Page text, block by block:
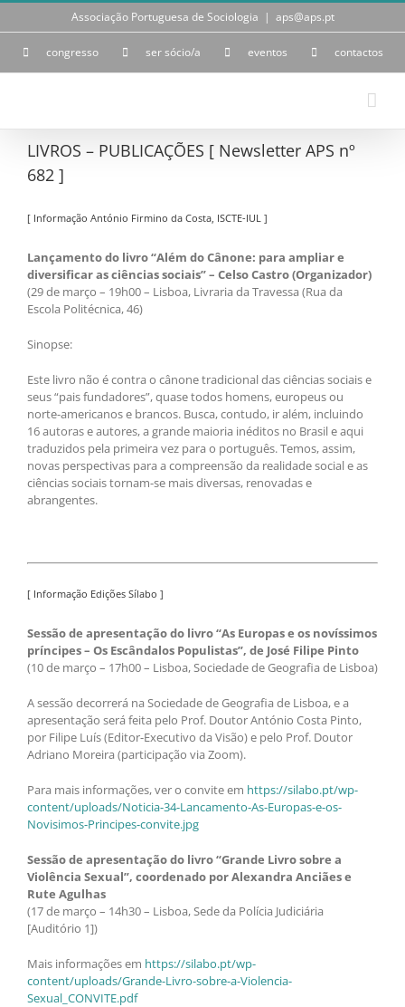
Skip
Associação Portuguesa de Sociologia | aps@aps.pt
congresso ser sócio/a eventos contactos
LIVROS – PUBLICAÇÕES [ Newsletter APS nº
682 ]
[ Informação António Firmino da Costa, ISCTE-IUL ]
Lançamento do livro “Além do Cânone: para ampliar e
diversificar as ciências sociais” – Celso Castro (Organizador)
(29 de março – 19h00 – Lisboa, Livraria da Travessa (Rua da
Escola Politécnica, 46)
Sinopse:
Este livro não é contra o cânone tradicional das ciências sociais e
seus “pais fundadores”, quase todos homens, europeus ou
norte-americanos e brancos. Busca, contudo, ir além, incluindo
16 autoras e autores, a grande maioria inéditos no Brasil e aqui
traduzidos pela primeira vez para o português. Temos, assim,
novas perspectivas para a compreensão da realidade social e as
ciências sociais tornam-se mais diversas, renovadas e
abrangentes.
[ Informação Edições Sílabo ]
Sessão de apresentação do livro “As Europas e os novíssimos
príncipes – Os Escândalos Populistas”, de José Filipe Pinto
(10 de março – 17h00 – Lisboa, Sociedade de Geografia de Lisboa)
A sessão decorrerá na Sociedade de Geografia de Lisboa, e a
apresentação será feita pelo Prof. Doutor António Costa Pinto,
por Filipe Luís (Editor-Executivo da Visão) e pelo Prof. Doutor
Adriano Moreira (participação via Zoom).
Para mais informações, ver o convite em https://silabo.pt/wp-
content/uploads/Noticia-34-Lancamento-As-Europas-e-os-
Novisimos-Principes-convite.jpg
Sessão de apresentação do livro “Grande Livro sobre a
Violência Sexual”, coordenado por Alexandra Anciães e
Rute Agulhas
(17 de março – 14h30 – Lisboa, Sede da Polícia Judiciária
[Auditório 1])
Mais informações em https://silabo.pt/wp-
content/uploads/Grande-Livro-sobre-a-Violencia-
Sexual_CONVITE.pdf